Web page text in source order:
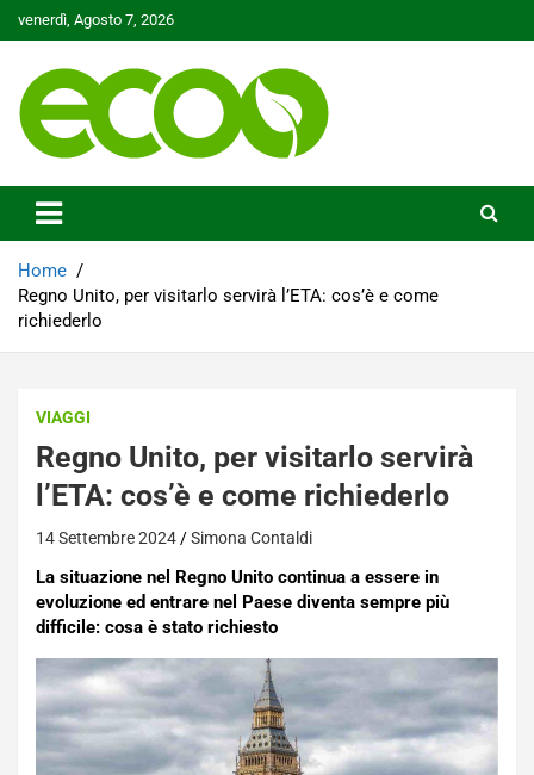
to
venerdì, Agosto 7, 2026
Ecoo.it
Home
Regno Unito, per visitarlo servirà l’ETA: cos’è e come
richiederlo
VIAGGI
Regno Unito, per visitarlo servirà
l’ETA: cos’è e come richiederlo
14 Settembre 2024 Simona Contaldi
La situazione nel Regno Unito continua a essere in
evoluzione ed entrare nel Paese diventa sempre più
difficile: cosa è stato richiesto